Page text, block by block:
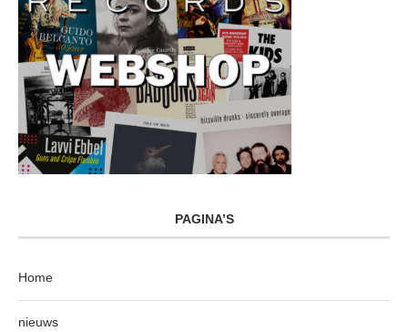
PAGINA’S
Home
nieuws